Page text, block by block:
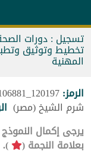
تسجيل : دورات
تخطيط وتوثيق
المهنية
الرمز:
شرم الشيخ (مصر)
يرجى إكمال
بعلامة النجمة ( ).